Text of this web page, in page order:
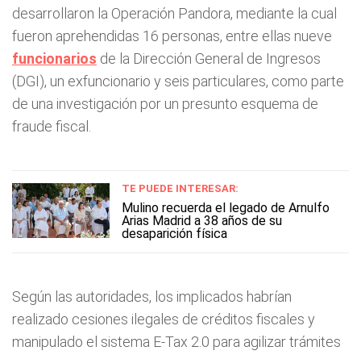
desarrollaron la Operación Pandora, mediante la cual
fueron aprehendidas 16 personas, entre ellas nueve
funcionarios de la Dirección General de Ingresos
(DGI), un exfuncionario y seis particulares, como parte
de una investigación por un presunto esquema de
fraude fiscal.
TE PUEDE INTERESAR:
Mulino recuerda el legado de Arnulfo
Arias Madrid a 38 años de su
desaparición física
Según las autoridades, los implicados habrían
realizado cesiones ilegales de créditos fiscales y
manipulado el sistema E-Tax 2.0 para agilizar trámites